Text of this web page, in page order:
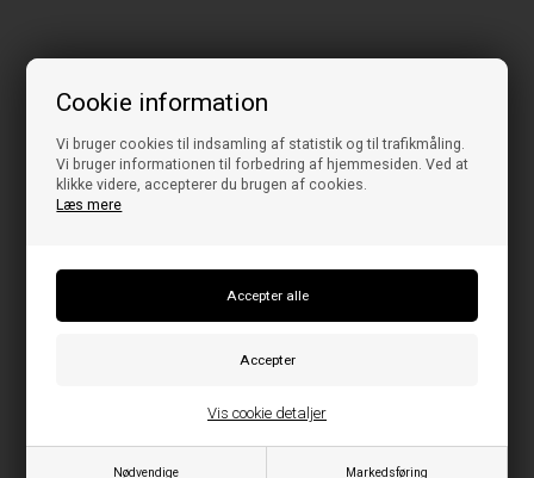
Cookie information
Vi bruger cookies til indsamling af statistik og til trafikmåling.
Vi bruger informationen til forbedring af hjemmesiden. Ved at
klikke videre, accepterer du brugen af cookies.
Læs mere
Nødvendige Markedsføring
Vis cookie detaljer